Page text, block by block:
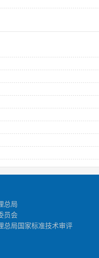
总局
员会
总局国家标准技术审评